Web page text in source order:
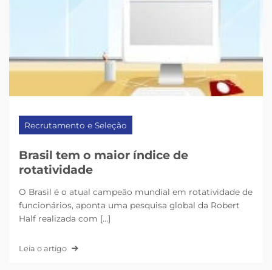
Recrutamento e Seleção
Brasil tem o maior índice de
rotatividade
O Brasil é o atual campeão mundial em rotatividade de
funcionários, aponta uma pesquisa global da Robert
Half realizada com [...]
Leia o artigo